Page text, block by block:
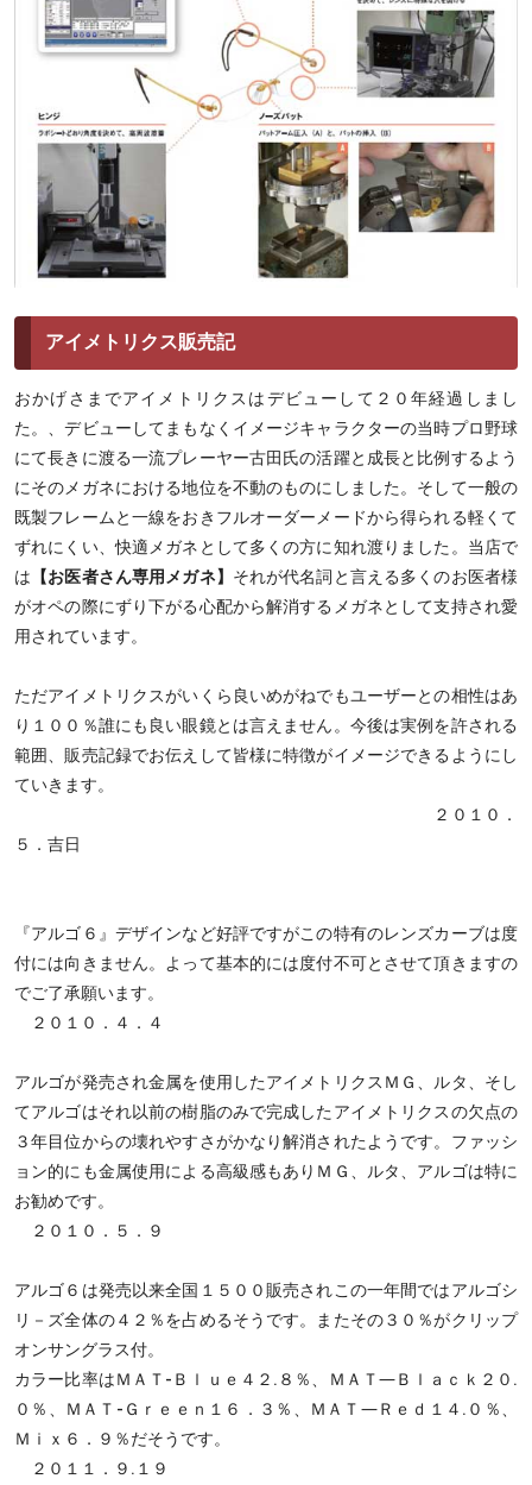
アイメトリクス販売記
おかげさまでアイメトリクスはデビューして２０年経過しまし
た。、デビューしてまもなくイメージキャラクターの当時プロ野球
にて長きに渡る一流プレーヤー古田氏の活躍と成長と比例するよう
にそのメガネにおける地位を不動のものにしました。そして一般の
既製フレームと一線をおきフルオーダーメードから得られる軽くて
ずれにくい、快適メガネとして多くの方に知れ渡りました。当店で
は 【お医者さん専用メガネ】 それが代名詞と言える多くのお医者様
がオペの際にずり下がる心配から解消するメガネとして支持され愛
用されています。
ただアイメトリクスがいくら良いめがねでもユーザーとの相性はあ
り１００％誰にも良い眼鏡とは言えません。今後は実例を許される
範囲、販売記録でお伝えして皆様に特徴がイメージできるようにし
ていきます。
２０１０．
５．吉日
『アルゴ６』デザインなど好評ですがこの特有のレンズカーブは度
付には向きません。よって基本的には度付不可とさせて頂きますの
でご了承願います。
２０１０．４．４
アルゴが発売され金属を使用したアイメトリクスＭＧ、ルタ、そし
てアルゴはそれ以前の樹脂のみで完成したアイメトリクスの欠点の
３年目位からの壊れやすさがかなり解消されたようです。ファッシ
ョン的にも金属使用による高級感もありＭＧ、ルタ、アルゴは特に
お勧めです。
２０１０．５．９
アルゴ６は発売以来全国１５００販売されこの一年間ではアルゴシ
リ－ズ全体の４２％を占めるそうです。またその３０％がクリップ
オンサングラス付。
カラー比率はＭＡＴ-Ｂｌｕｅ４２.８％、ＭＡＴ―Ｂｌａｃｋ２０.
０％、ＭＡＴ-Ｇｒｅｅｎ１６．３％、ＭＡＴ―Ｒｅｄ１４.０％、
Ｍｉｘ６．９％だそうです。
２０１１．９.１９